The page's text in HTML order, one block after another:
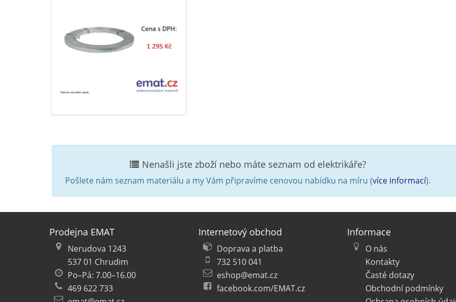
Nenašli jste zboží nebo máte seznam od elektrikáře?
Pošlete nám seznam materiálu a my Vám připravíme cenovou nabídku na míru (více informací).
Prodejna EMAT
Nerudova 1243
537 01 Chrudim
Po–Pá: 7.00–16.00
469 622 733
Internetový obchod
Doprava a platba
732 510 041
eshop@emat.cz
facebook.com/EMAT.cz
Informace
O nás
Kontakty
Časté dotazy
Obchodní podmínky